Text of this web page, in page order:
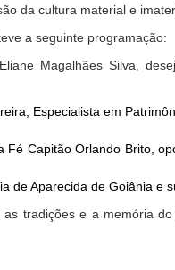
da cultura material e
a seguinte programação:
Magalhães Silva,
Especialista em
Capitão Orlando Brito,
Aparecida de Goiânia e
tradições e a memória